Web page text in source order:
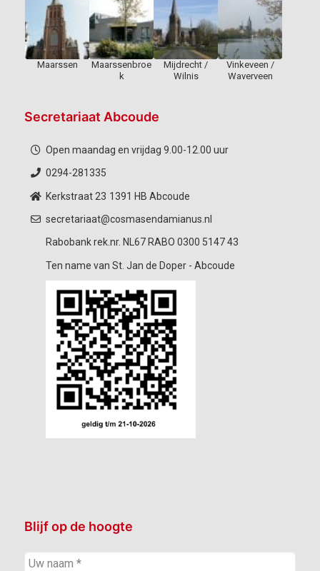
Maarssen
Maarssenbroe
k
Mijdrecht /
Wilnis
Vinkeveen /
Waverveen
Secretariaat Abcoude
Open maandag en vrijdag 9.00-12.00 uur
0294-281335
Kerkstraat 23 1391 HB Abcoude
secretariaat@cosmasendamianus.nl
Rabobank rek.nr. NL67 RABO 0300 5147 43
Ten name van St. Jan de Doper - Abcoude
Blijf op de hoogte